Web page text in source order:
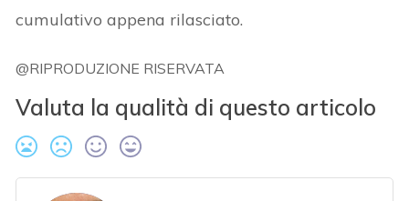
cumulativo appena rilasciato.
@RIPRODUZIONE RISERVATA
Valuta la qualità di questo articolo